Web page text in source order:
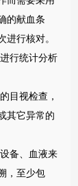
的献血条
行核对。
行统计分析
目视检查，
其它异常的
备、血液来
，至少包